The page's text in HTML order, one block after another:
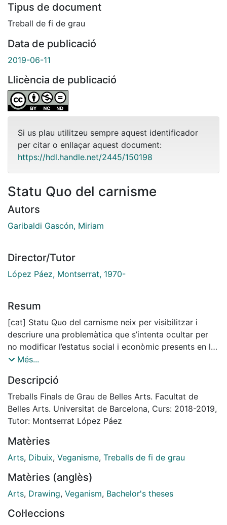
Tipus de document
Treball de fi de grau
Data de publicació
2019-06-11
Llicència de publicació
Si us plau utilitzeu sempre aquest identificador
per citar o enllaçar aquest document:
https://hdl.handle.net/2445/150198
Statu Quo del carnisme
Autors
Garibaldi Gascón, Miriam
Director/Tutor
López Páez, Montserrat, 1970-
Resum
[cat] Statu Quo del carnisme neix per visibilitzar i
descriure una problemàtica que s’intenta ocultar per
no modificar l’estatus social i econòmic presents en la
societat en la qual vivim.
narrativa, disseny editorial i la fotografia. Utilitzant el
disseny editorial i l’arxiu fotogràfic, m’apropio d’un
llenguatge establert, que està a l’abast de tothom, per
fer arribar un missatge de disconformitat i crítica de la
semi-artificial en el que vivim, a reflexionar sobre el
sistema imposat i com afecta això a les animales, al
Aquest projecte s’articula com a edició d’artista, és un
discurs textvisual que planteja una crítica des de
una problemàtica que ens afecta a totes.
Més...
Descripció
Treballs Finals de Grau de Belles Arts. Facultat de
Belles Arts. Universitat de Barcelona, Curs: 2018-2019,
Tutor: Montserrat López Páez
Matèries
Arts, Dibuix, Veganisme, Treballs de fi de grau
Matèries (anglès)
Arts, Drawing, Veganism, Bachelor's theses
Col·leccions